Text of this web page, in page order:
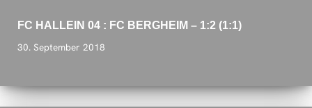
FC HALLEIN 04 : FC BERGHEIM – 1:2 (1:1)
30. September 2018